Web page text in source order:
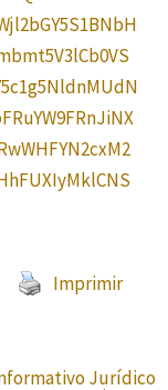
Imprimir
Jurídico